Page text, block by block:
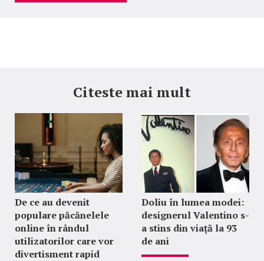
Citeste mai mult
De ce au devenit
populare păcănelele
online în rândul
utilizatorilor care vor
divertisment rapid
Doliu în lumea modei:
designerul Valentino s-
a stins din viață la 93
de ani